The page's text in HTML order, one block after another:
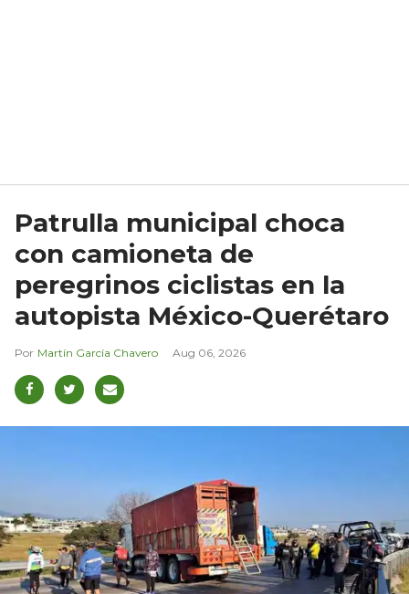
Patrulla municipal choca
con camioneta de
peregrinos ciclistas en la
autopista México-Querétaro
Martín García Chavero Aug 06, 2026